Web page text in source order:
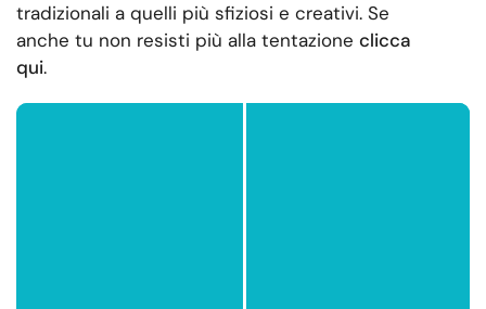
tradizionali a quelli più sfiziosi e creativi. Se
anche tu non resisti più alla tentazione clicca
qui.